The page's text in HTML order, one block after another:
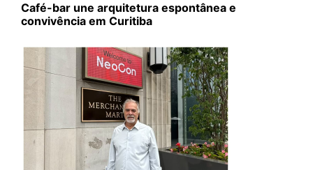
Café-bar une arquitetura espontânea e
convivência em Curitiba